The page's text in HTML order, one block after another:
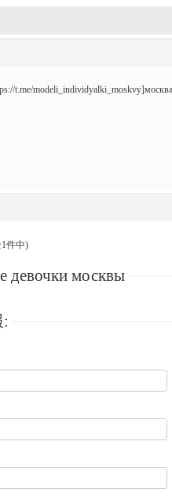
t.me/modeli_individyalki_moskvy]москва
件中)
девочки москвы